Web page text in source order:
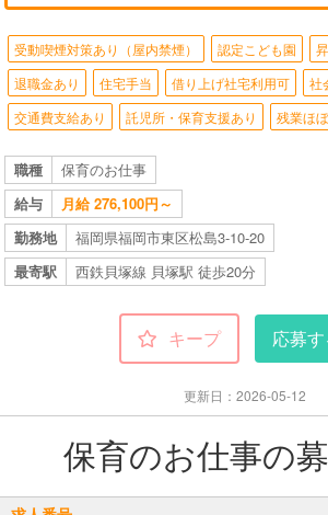
受動喫煙対策あり（屋内禁煙） 認定こども園
退職金あり
住宅手当 借り上げ社宅利用可
社
交通費支給あり
託児所・保育支援あり 残業ほ
職種
保育のお仕事
給与
月給 276,100円～
勤務地
福岡県福岡市東区松島3-10-20
最寄駅
西鉄貝塚線 貝塚駅 徒歩20分
キープ 応募す
更新日：2026-05-12
保育のお仕事の